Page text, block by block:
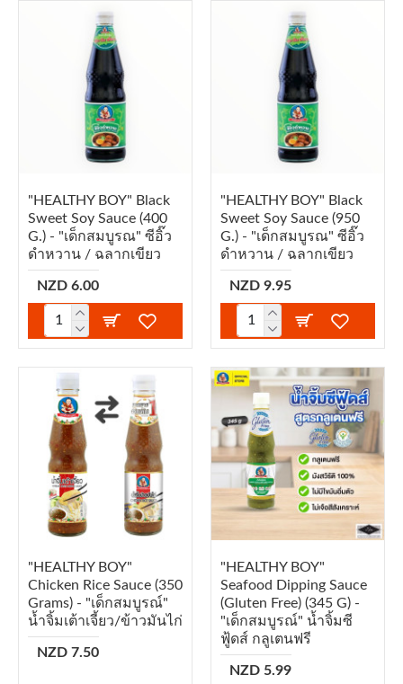
"HEALTHY BOY" Black
Sweet Soy Sauce (400
G.) - "เด็กสมบูรณ" ซีอิ๊ว
ดำหวาน / ฉลากเขียว
NZD 6.00
"HEALTHY BOY" Black
Sweet Soy Sauce (950
G.) - "เด็กสมบูรณ" ซีอิ๊ว
ดำหวาน / ฉลากเขียว
NZD 9.95
"HEALTHY BOY"
Chicken Rice Sauce (350
Grams) - "เด็กสมบูรณ์"
น้ำจิ้มเต้าเจี้ยว/ข้าวมันไก่
NZD 7.50
"HEALTHY BOY"
Seafood Dipping Sauce
(Gluten Free) (345 G) -
"เด็กสมบูรณ์" น้ำจิ้มซี
ฟู้ดส์ กลูเตนฟรี
NZD 5.99